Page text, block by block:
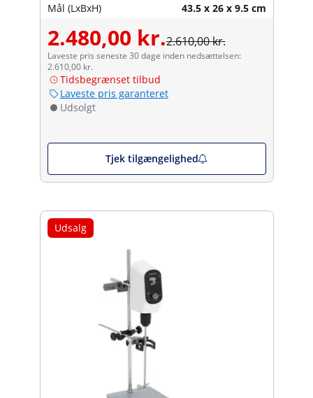
Mål (LxBxH) 43.5 x 26 x 9.5 cm
2.480,00 kr.2.610,00 kr.
Laveste pris seneste 30 dage inden nedsættelsen:
2.610,00 kr.
Tidsbegrænset tilbud
Laveste pris garanteret
Udsolgt
Tjek tilgængelighed
Udsalg